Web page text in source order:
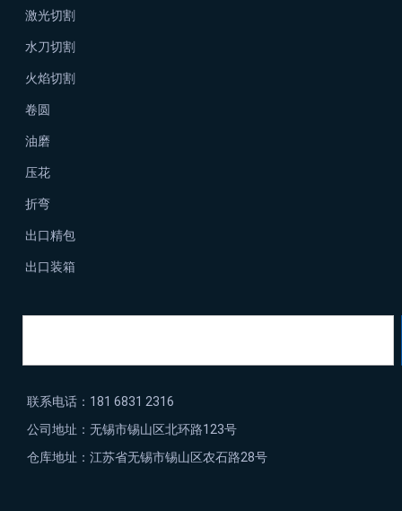
激光切割
水刀切割
火焰切割
卷圆
油磨
压花
折弯
出口精包
出口装箱
联系电话：181 6831 2316
公司地址：无锡市锡山区北环路123号
仓库地址：江苏省无锡市锡山区农石路28号